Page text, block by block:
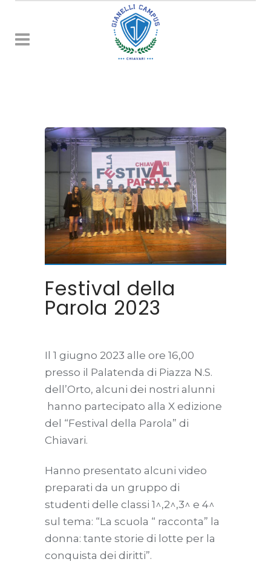
Festival della
Parola 2023
Il 1 giugno 2023 alle ore 16,00
presso il Palatenda di Piazza N.S.
dell’Orto, alcuni dei nostri alunni
hanno partecipato alla X edizione
del “Festival della Parola” di
Chiavari.
Hanno presentato alcuni video
preparati da un gruppo di
studenti delle classi 1^,2^,3^ e 4^
sul tema: “La scuola “ racconta” la
donna: tante storie di lotte per la
conquista dei diritti”.